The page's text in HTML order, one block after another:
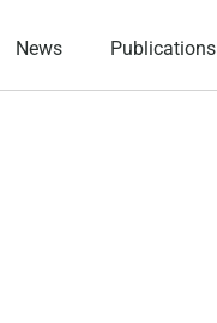
News Publications